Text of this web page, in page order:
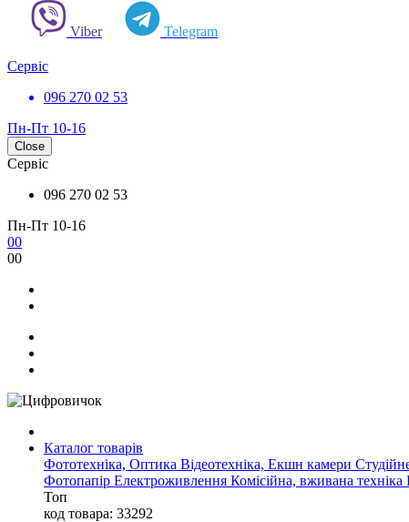
Viber Telegram
Сервіс
096 270 02 53
Пн-Пт 10-16
Close
Сервіс
096 270 02 53
Пн-Пт 10-16
00
00
Каталог товарів
Фототехніка, Оптика Відеотехніка, Екшн камери
Фотопапір Електроживлення Комісійна, вживана техніка
Топ
код товара: 33292